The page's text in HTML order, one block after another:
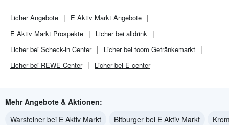
LicherAngebote E Aktiv Markt Angebote
E Aktiv Markt Prospekte
Licher bei alldrink
Licher bei Scheck-in Center
Licher bei toom Getränkemarkt
Licher bei REWE Center
Licher bei E center
Mehr Angebote & Aktionen:
Warsteiner bei E Aktiv Markt
Bitburger bei E Aktiv Markt